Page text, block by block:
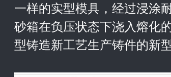
一样的实型模具，经过浸涂
砂箱在负压状态下浇入熔化
型铸造新工艺生产铸件的新